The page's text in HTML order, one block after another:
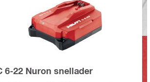
6-22 Nuron snellader